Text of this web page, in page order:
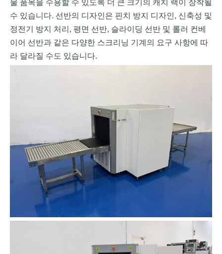
물 품목을 수용할 수 있도록 더 큰 크기의 캐치 랙이 장착될
수 있습니다. 선반의 디자인은 핀치 방지 디자인, 신축성 및
정전기 방지 처리, 평면 선반, 슬라이딩 선반 및 롤러 컨베
이어 선반과 같은 다양한 스크리닝 기계의 요구 사항에 따
라 달라질 수도 있습니다.